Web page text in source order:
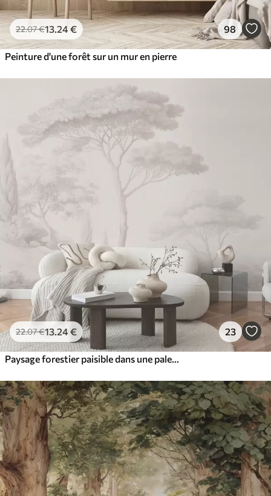
22.07€13.24€ 98
Peinture d'une forêt sur un mur en pierre
22.07€13.24€ 23
Paysage forestier paisible dans une palette de couleurs beiges